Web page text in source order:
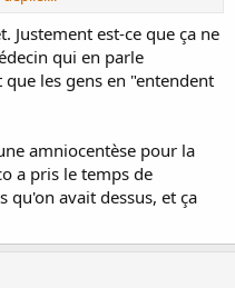
une fracture du col, 20 pr
un.homme. deux fois plus de
perception de ce risque est
attention pour ne pas
plus cher à la.secu en morts,
Justement est-ce que ça ne
qui en parle
les gens en "entendent
amniocentèse pour la
a pris le temps de
qu'on avait dessus, et ça